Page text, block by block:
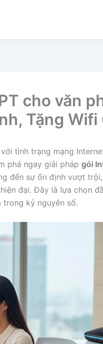
cho văn
Tặng Wifi
tình trạng mạng
phá ngay giải pháp gói
đến sự ổn định vượt
đại. Đây là lựa chọn
kỷ nguyên số.